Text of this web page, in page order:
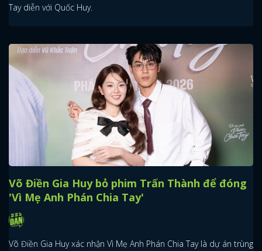
Tay diễn với Quốc Huy.
Võ Điền Gia Huy bỏ phim Trấn Thành để đóng
'Vì Mẹ Anh Phán Chia Tay'
Võ Điền Gia Huy xác nhận Vì Mẹ Anh Phán Chia Tay là dự án trùng